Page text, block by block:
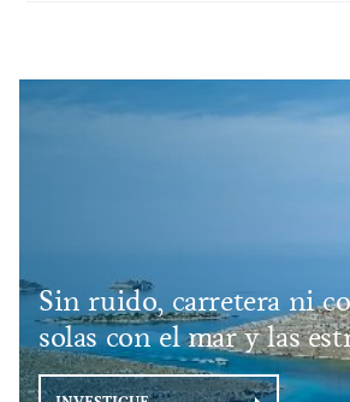
Sin ruido, carretera ni
solas con el mar y las